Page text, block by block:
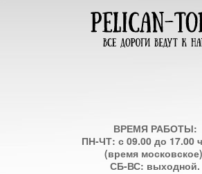
ВРЕМЯ РАБОТЫ:
ПН-ЧТ: с 09.00 до 17.00
(время
СБ-ВС: выходной.